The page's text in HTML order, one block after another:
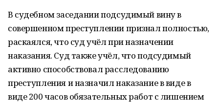
В судебном заседании подсудимый вину в
совершенном преступлении признал полностью,
раскаялся, что суд учёл при назначении
наказания. Суд также учёл, что подсудимый
активно способствовал расследованию
преступления и назначил наказание в виде в
виде 200 часов обязательных работ с лишением